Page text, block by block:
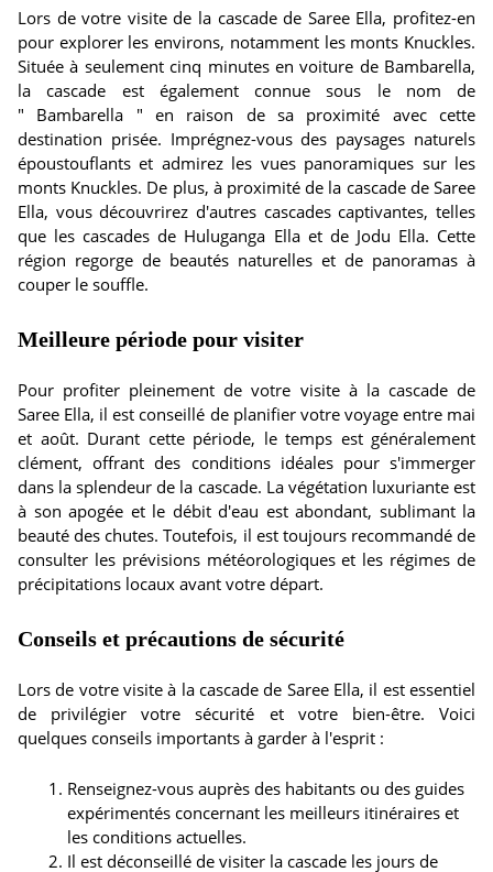
Lors de votre visite de la cascade de Saree Ella, profitez-en
pour explorer les environs, notamment les monts Knuckles.
Située à seulement cinq minutes en voiture de Bambarella,
la cascade est également connue sous le nom de
" Bambarella " en raison de sa proximité avec cette
destination prisée. Imprégnez-vous des paysages naturels
époustouflants et admirez les vues panoramiques sur les
monts Knuckles. De plus, à proximité de la cascade de Saree
Ella, vous découvrirez d'autres cascades captivantes, telles
que les cascades de Huluganga Ella et de Jodu Ella. Cette
région regorge de beautés naturelles et de panoramas à
couper le souffle.
Meilleure période pour visiter
Pour profiter pleinement de votre visite à la cascade de
Saree Ella, il est conseillé de planifier votre voyage entre mai
et août. Durant cette période, le temps est généralement
clément, offrant des conditions idéales pour s'immerger
dans la splendeur de la cascade. La végétation luxuriante est
à son apogée et le débit d'eau est abondant, sublimant la
beauté des chutes. Toutefois, il est toujours recommandé de
consulter les prévisions météorologiques et les régimes de
précipitations locaux avant votre départ.
Conseils et précautions de sécurité
Lors de votre visite à la cascade de Saree Ella, il est essentiel
de privilégier votre sécurité et votre bien-être. Voici
quelques conseils importants à garder à l'esprit :
Renseignez-vous auprès des habitants ou des guides
expérimentés concernant les meilleurs itinéraires et
les conditions actuelles.
Il est déconseillé de visiter la cascade les jours de